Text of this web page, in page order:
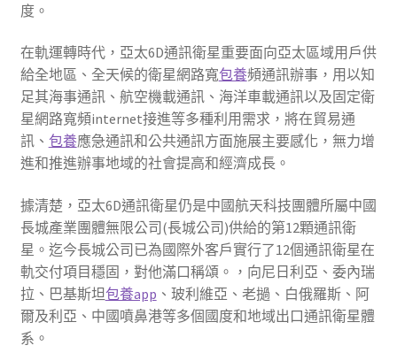
度。
在軌運轉時代，亞太6D通訊衛星重要面向亞太區域用戶供
給全地區、全天候的衛星網路寬包養頻通訊辦事，用以知
足其海事通訊、航空機載通訊、海洋車載通訊以及固定衛
星網路寬頻internet接進等多種利用需求，將在貿易通
訊、 包養應急通訊和公共通訊方面施展主要感化，無力增
進和推進辦事地域的社會提高和經濟成長。
據清楚，亞太6D通訊衛星仍是中國航天科技團體所屬中國
長城產業團體無限公司(長城公司)供給的第12顆通訊衛
星。迄今長城公司已為國際外客戶實行了12個通訊衛星在
軌交付項目穩固，對他滿口稱頌。，向尼日利亞、委內瑞
拉、巴基斯坦包養app 、玻利維亞、老撾、白俄羅斯、阿
爾及利亞、中國噴鼻港等多個國度和地域出口通訊衛星體
系。